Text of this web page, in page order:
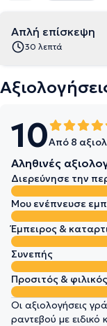
Απλή επίσκεψη
30 λεπτά
10Από 8
Αληθινές
Διερεύνησε την
Μου ενέπνευσε
Έμπειρος &
Συνεπής
Προσιτός & φιλικός
Οι αξιολογήσεις
ραντεβού με ειδικό